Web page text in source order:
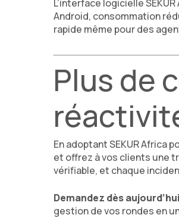
L’interface logicielle
Android, consommation
rapide même pour des
Plus de
En adoptant SEKUR Africa
et offrez à vos clients une
vérifiable, et chaque
Demandez dès
gestion de vos rondes en